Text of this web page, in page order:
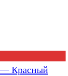
— Красный